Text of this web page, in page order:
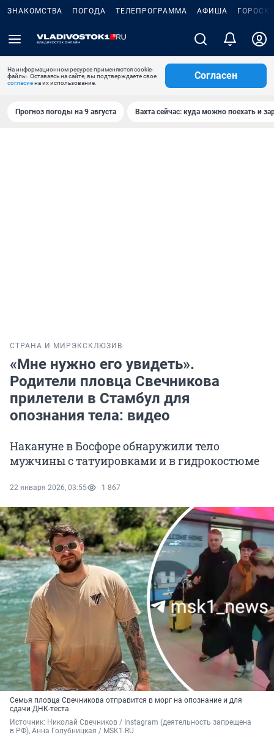
ЗНАКОМСТВА ПОГОДА ТЕЛЕПРОГРАММА АФИША
На информационном ресурсе применяются cookie-
файлы. Оставаясь на сайте, вы подтверждаете свое
согласиена их использование.
Согласен
Прогноз погоды на 9 августа Вахта сейчас: куда можно поехать и
СТРАНА И МИР ЭКСКЛЮЗИВ
«Мне нужно его увидеть».
Родители пловца Свечникова
прилетели в Стамбул для
опознания тела: видео
Накануне в Босфоре обнаружили тело
мужчины с татуировками и в гидрокостюме
22 января 2026, 03:55 1 867
Семья пловца Свечникова отправится в морг на опознание и для
сдачи ДНК-теста
Источник: Николай Свечников / Instagram (деятельность запрещена
в РФ), Анна Голубницкая / MSK1.RU